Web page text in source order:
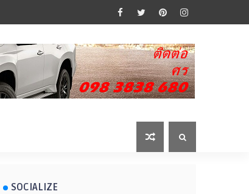
SOCIALIZE